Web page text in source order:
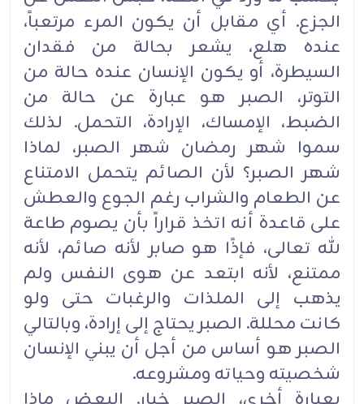
الجزع. أي مقابل أن يكون المرء مرتعباً،
عنده هلع، يشعر بحالة من فقدان
السيطرة، أو يكون الإنسان عنده حالة من
التوتر، الصبر هو عبارة عن حالة من
الضبط، الإمساك، الإرادة، التحمل. لذلك
سموا شهر رمضان شهر الصبر، لماذا
شهر الصبر؟ لأن الصائم يتحمل الامتناع
عن الطعام والشراب رغم الجوع والعطش
على قاعدة أنه اتخذ قراراً بأن يصوم طاعة
لله تعالى، فإذًا هو صابر لأنه صائم، لأنه
ممتنع، لأنه ابتعد عن هوى النفس ولم
يذهب إلى الملذات والرغبات حتى ولو
كانت محللة. الصبر يحتاج إلى إرادة، وبالتالي
الصبر هو أساس من أجل أن يبني الإنسان
شخصيته وحياته ومشروعه.